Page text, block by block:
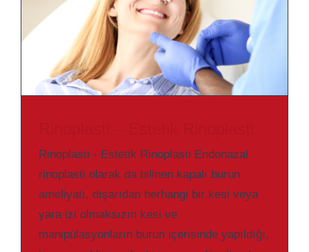
Rinoplasti - Estetik Rinoplasti Endonazal
rinoplasti olarak da bilinen kapalı burun
ameliyatı, dışarıdan herhangi bir kesi veya
yara izi olmaksızın kesi ve
manipülasyonların burun içerisinde yapıldığı,